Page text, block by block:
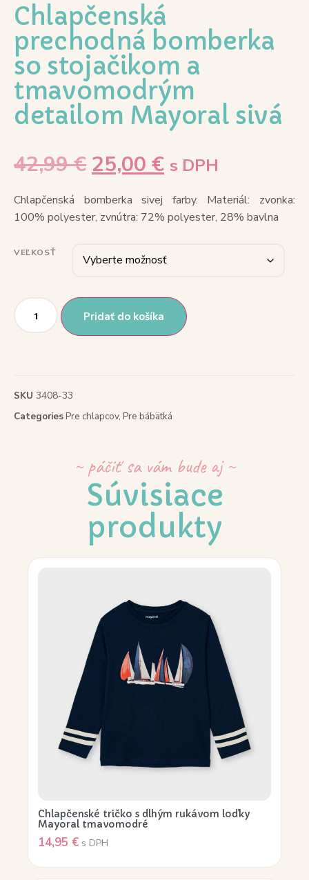
Chlapčenská
prechodná bomberka
so stojačikom a
tmavomodrým
detailom Mayoral sivá
42,99€ 25,00 € s DPH
Chlapčenská bomberka sivej farby. Materiál: zvonka:
100% polyester, zvnútra: 72% polyester, 28% bavlna
VEĽKOSŤ
Pridať do košíka
SKU 3408-33
CategoriesPre chlapcov, Pre bábätká
~ páčiť sa vám bude aj ~
Súvisiace
produkty
Chlapčenské tričko s dlhým rukávom loďky
Mayoral tmavomodré
14,95 € s DPH